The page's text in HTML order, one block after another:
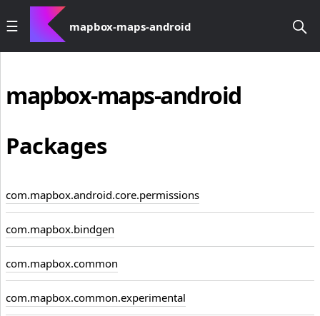
mapbox-maps-android
mapbox-maps-android
Packages
com.mapbox.android.core.permissions
com.mapbox.bindgen
com.mapbox.common
com.mapbox.common.experimental